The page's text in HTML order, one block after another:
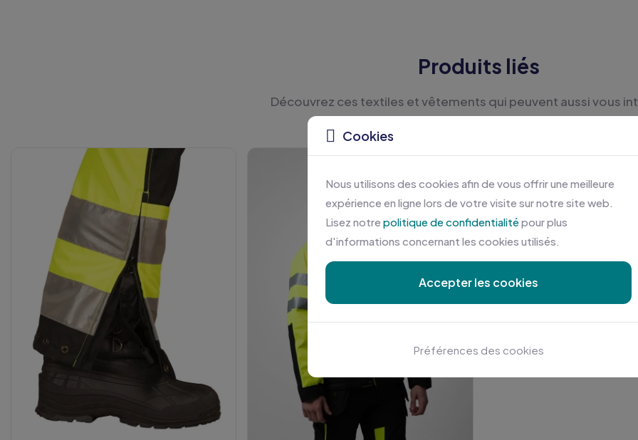
Produits liés
Découvrez ces textiles et vêtements qui peuvent aussi vous
Cookies
Nous utilisons des cookies afin de vous offrir une meilleure
expérience en ligne lors de votre visite sur notre site web.
Lisez notre politique de confidentialitépour plus
d'informations concernant les cookies utilisés.
Accepter les cookies
Préférences des cookies